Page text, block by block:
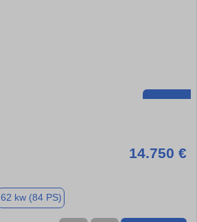
14.750 €
62 kw (84 PS)